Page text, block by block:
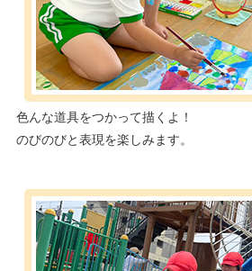
色んな道具をつかって描くよ！
のびのびと表現を楽しみます。